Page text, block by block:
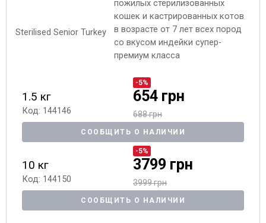
пожилых стерилизованных
кошек и кастрированных котов
в возрасте от 7 лет всех пород
со вкусом индейки супер-
премиум класса
1.5 кг
Код: 144146
-5%
654 грн
688 грн
СООБЩИТЬ О НАЛИЧИИ
10 кг
Код: 144150
-5%
3799 грн
3999 грн
СООБЩИТЬ О НАЛИЧИИ